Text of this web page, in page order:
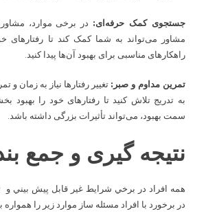
جستجوی کمک حرفه‌ای: در برخی موارد،
مشاور می‌تواند به شما کمک کند تا رفتارهای
راهکارهای مناسبی برای بهبود آن‌ها پیدا کنید.
تمرین مداوم و صبر: تغییر رفتارها نیاز به زمان و
به تدریج تلاش کنید تا رفتارهای خود را بهبود
سمت بهبود، می‌تواند تأثیرات بزرگی داشته باشد.
نتیجه گیری و جمع
همه افراد در برخي شرايط غير قابل پيش بيني و
در برخورد با افراد مسئله ساز موارد زير را